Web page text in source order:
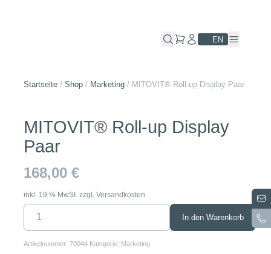
EN
Startseite / Shop / Marketing / MITOVIT® Roll-up Display Paar
MITOVIT® Roll-up Display
Paar
168,00 €
inkl. 19 % MwSt. zzgl. Versandkosten
MITOVIT®
Roll-
up
Display
In den Warenkorb
Artikelnummer: 70044 Kategorie: Marketing